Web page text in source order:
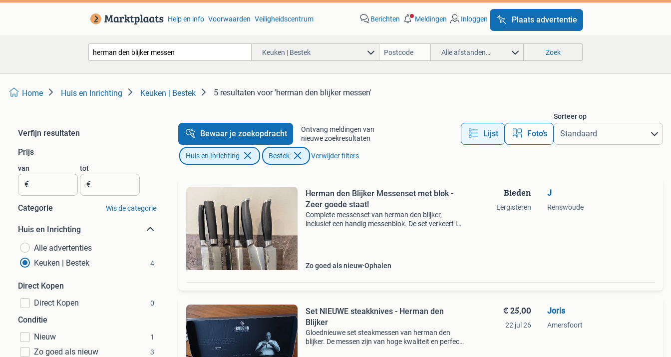
Help en info Voorwaarden Veiligheidscentrum Berichten Meldingen Inloggen Plaats advertentie
Keuken | Bestek Alle afstanden… Zoek
Home Huis en Inrichting Keuken | Bestek 5 resultaten voor 'herman den blijker messen'
Verfijn resultaten
Prijs
van
€
tot
€
Categorie Wis de categorie
Huis en Inrichting
Alle advertenties
Keuken | Bestek
4
Direct Kopen
Direct Kopen
0
Conditie
Nieuw
1
Zo goed als nieuw 3
Bewaar je zoekopdracht
Ontvang meldingen van
nieuwe zoekresultaten
Lijst Foto’s
Sorteer op
Huis en Inrichting Bestek Verwijder filters
Herman den Blijker Messenset met blok -
Zeer goede staat!
Complete messenset van herman den blijker,
inclusief een handig messenblok. De set verkeert in
Zo goed als nieuw Ophalen
Bieden
Eergisteren
J
Renswoude
Set NIEUWE steakknives - Herman den
Blijker
Gloednieuwe set steakmessen van herman den
blijker. De messen zijn van hoge kwaliteit en perfect
€ 25,00
22 jul 26
Joris
Amersfoort